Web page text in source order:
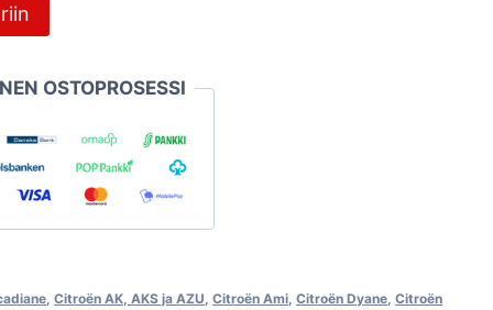
OSTOPROSESSI
,Citroën AK, AKS ja AZU ,Citroën Ami ,Citroën Dyane ,Citroën